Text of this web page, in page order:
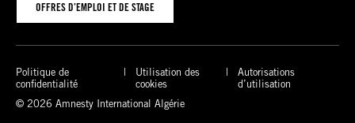
OFFRES D’EMPLOI ET DE STAGE
Politique de
confidentialité
Utilisation des
cookies
Autorisations
d’utilisation
© 2026 Amnesty International Algérie